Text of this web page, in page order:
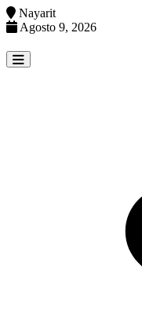
Nayarit
Agosto 9, 2026
to
content